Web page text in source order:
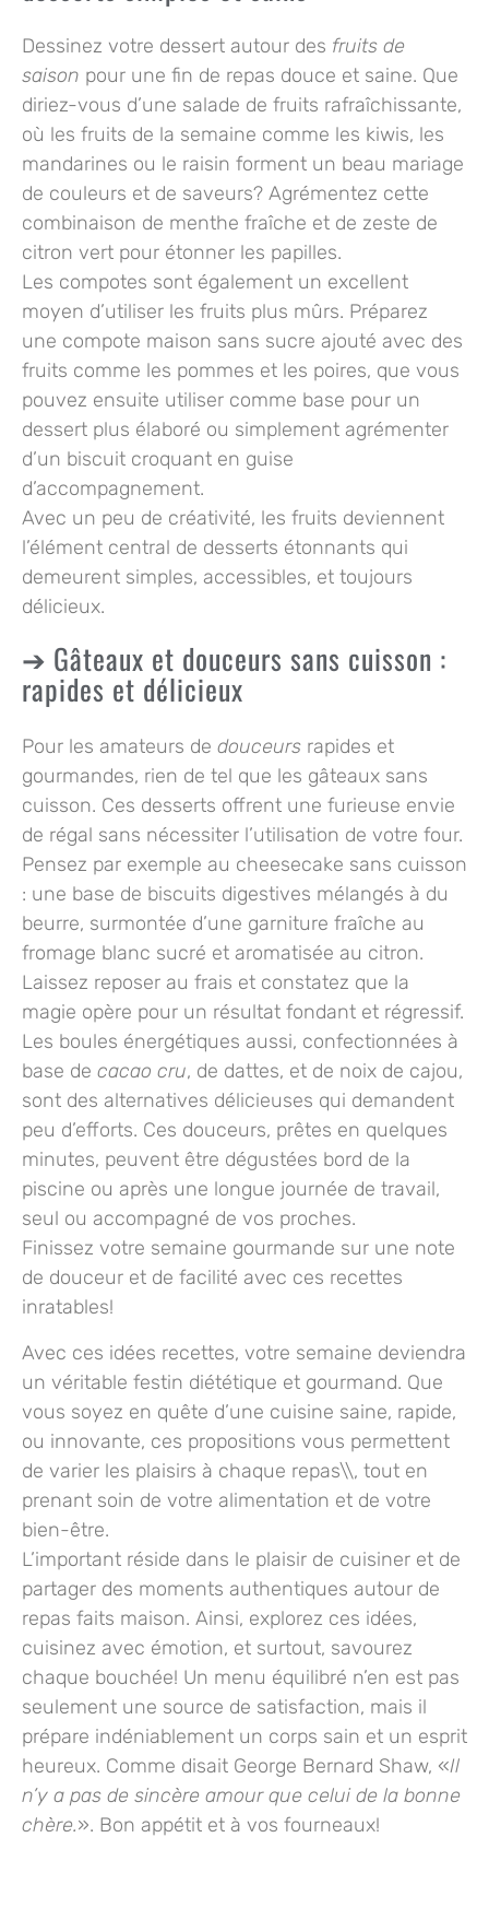
Dessinez votre dessert autour des fruits de
saison pour une fin de repas douce et saine. Que
diriez-vous d’une salade de fruits rafraîchissante,
où les fruits de la semaine comme les kiwis, les
mandarines ou le raisin forment un beau mariage
de couleurs et de saveurs? Agrémentez cette
combinaison de menthe fraîche et de zeste de
citron vert pour étonner les papilles.
Les compotes sont également un excellent
moyen d’utiliser les fruits plus mûrs. Préparez
une compote maison sans sucre ajouté avec des
fruits comme les pommes et les poires, que vous
pouvez ensuite utiliser comme base pour un
dessert plus élaboré ou simplement agrémenter
d’un biscuit croquant en guise
d’accompagnement.
Avec un peu de créativité, les fruits deviennent
l’élément central de desserts étonnants qui
demeurent simples, accessibles, et toujours
délicieux.
Gâteaux et douceurs sans cuisson :
rapides et délicieux
Pour les amateurs de douceurs rapides et
gourmandes, rien de tel que les gâteaux sans
cuisson. Ces desserts offrent une furieuse envie
de régal sans nécessiter l’utilisation de votre four.
Pensez par exemple au cheesecake sans cuisson
: une base de biscuits digestives mélangés à du
beurre, surmontée d’une garniture fraîche au
fromage blanc sucré et aromatisée au citron.
Laissez reposer au frais et constatez que la
magie opère pour un résultat fondant et régressif.
Les boules énergétiques aussi, confectionnées à
base de cacao cru, de dattes, et de noix de cajou,
sont des alternatives délicieuses qui demandent
peu d’efforts. Ces douceurs, prêtes en quelques
minutes, peuvent être dégustées bord de la
piscine ou après une longue journée de travail,
seul ou accompagné de vos proches.
Finissez votre semaine gourmande sur une note
de douceur et de facilité avec ces recettes
inratables!
Avec ces idées recettes, votre semaine deviendra
un véritable festin diététique et gourmand. Que
vous soyez en quête d’une cuisine saine, rapide,
ou innovante, ces propositions vous permettent
de varier les plaisirs à chaque repas\\, tout en
prenant soin de votre alimentation et de votre
bien-être.
L’important réside dans le plaisir de cuisiner et de
partager des moments authentiques autour de
repas faits maison. Ainsi, explorez ces idées,
cuisinez avec émotion, et surtout, savourez
chaque bouchée! Un menu équilibré n’en est pas
seulement une source de satisfaction, mais il
prépare indéniablement un corps sain et un esprit
heureux. Comme disait George Bernard Shaw, «Il
n’y a pas de sincère amour que celui de la bonne
chère.». Bon appétit et à vos fourneaux!